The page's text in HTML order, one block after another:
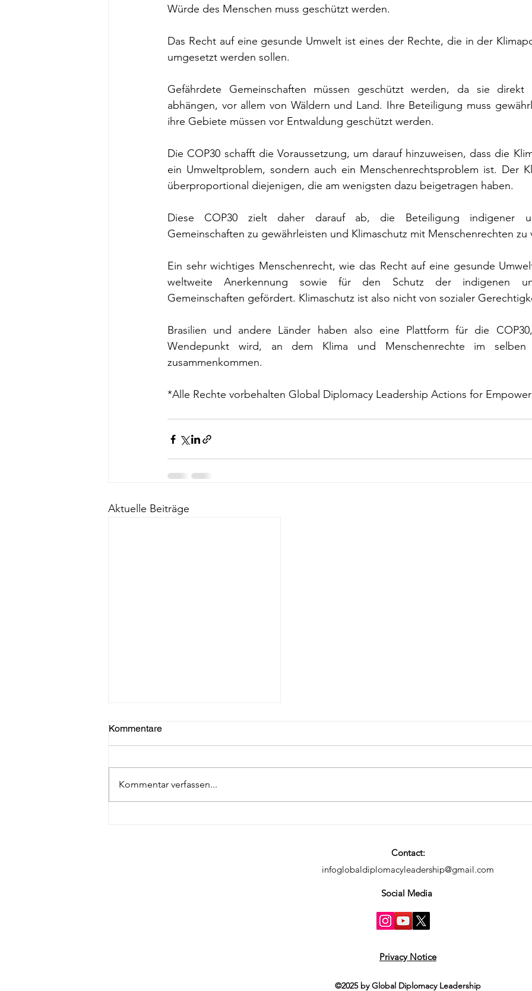
Würde des Menschen muss geschützt werden.
Das Recht auf eine gesunde Umwelt ist eines der Rechte, die in der
umgesetzt werden sollen.
Gefährdete Gemeinschaften müssen geschützt werden, da sie
abhängen, vor allem von Wäldern und Land. Ihre Beteiligung muss
ihre Gebiete müssen vor Entwaldung geschützt werden.
Die COP30 schafft die Voraussetzung, um darauf hinzuweisen, dass die
ein Umweltproblem, sondern auch ein Menschenrechtsproblem ist. Der
überproportional diejenigen, die am wenigsten dazu beigetragen haben.
Diese COP30 zielt daher darauf ab, die Beteiligung indigener
Gemeinschaften zu gewährleisten und Klimaschutz mit Menschenrechten zu
Ein sehr wichtiges Menschenrecht, wie das Recht auf eine gesunde
weltweite Anerkennung sowie für den Schutz der indigenen
Gemeinschaften gefördert. Klimaschutz ist also nicht von sozialer
Brasilien und andere Länder haben also eine Plattform für die
Wendepunkt wird, an dem Klima und Menschenrechte im selben
zusammenkommen.
*Alle Rechte vorbehalten Global Diplomacy Leadership Actions for
Aktuelle Beiträge
Kommentare
Kommentar verfassen...
Contact:
infoglobaldiplomacyleadership@gmail.com
Social Media
Privacy Notice
©2025 by Global Diplomacy Leadership